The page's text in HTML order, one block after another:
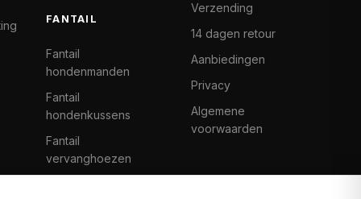
FANTAIL
Fantail
hondenmanden
Fantail
hondenkussens
Fantail
vervanghoezen
Verzending
14 dagen retour
Aanbiedingen
Privacy
Algemene
voorwaarden